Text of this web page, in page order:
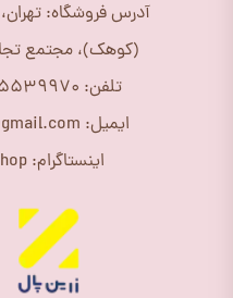
آدرس فروشگاه: تهران،
(کوهک)، مجتمع
تلفن: 09195539970 (10 الی 18 )
ایمیل: purehome1399@gmail.com
اینستاگرام: purehome_shop@